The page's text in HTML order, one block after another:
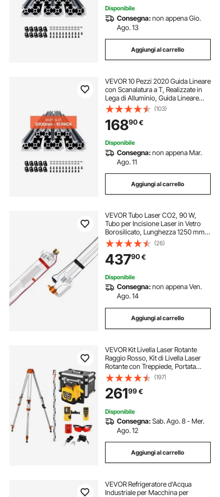
Disponibile
Consegna:non appena Gio.
Ago. 13
Aggiungi al carrello
VEVOR 10 Pezzi 2020 Guida Lineare
con Scanalatura a T, Realizzate in
Lega di Alluminio, Guida Lineare
Anodizzata Estruso ad Alta
Resistenza per Stampante,
Incisione Laser, Nero 2000 mm
(103)
16890€
Disponibile
Consegna:non appena Mar.
Ago. 11
Aggiungi al carrello
VEVOR Tubo Laser CO2, 90 W,
Tubo per Incisione Laser in Vetro
Borosilicato, Lunghezza 1250 mm,
Diametro Esterno 80 mm, con
Testa in Metallo, Fili Precollegati,
per Macchina Taglio e Incisione
Laser
(26)
43790€
Disponibile
Consegna:non appena Ven.
Ago. 14
Aggiungi al carrello
VEVOR Kit Livella Laser Rotante
Raggio Rosso, Kit di Livella Laser
Rotante con Treppiede, Portata
max. 300 m, Pendenza Regolabile,
Angolo Scansione Flessibile,
Telecomando Custodia per
Trasporto
(197)
26199€
Disponibile
Consegna:Sab. Ago. 8 - Mer.
Ago. 12
Aggiungi al carrello
VEVOR Refrigeratore d'Acqua
Industriale per Macchina per